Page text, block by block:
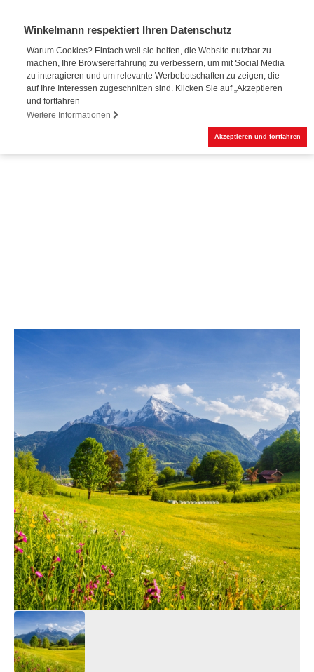
Winkelmann respektiert Ihren Datenschutz
Warum Cookies? Einfach weil sie helfen, die Website nutzbar zu
machen, Ihre Browsererfahrung zu verbessern, um mit Social Media
zu interagieren und um relevante Werbebotschaften zu zeigen, die
auf Ihre Interessen zugeschnitten sind. Klicken Sie auf „Akzeptieren
und fortfahren
Weitere Informationen
Akzeptieren und fortfahren